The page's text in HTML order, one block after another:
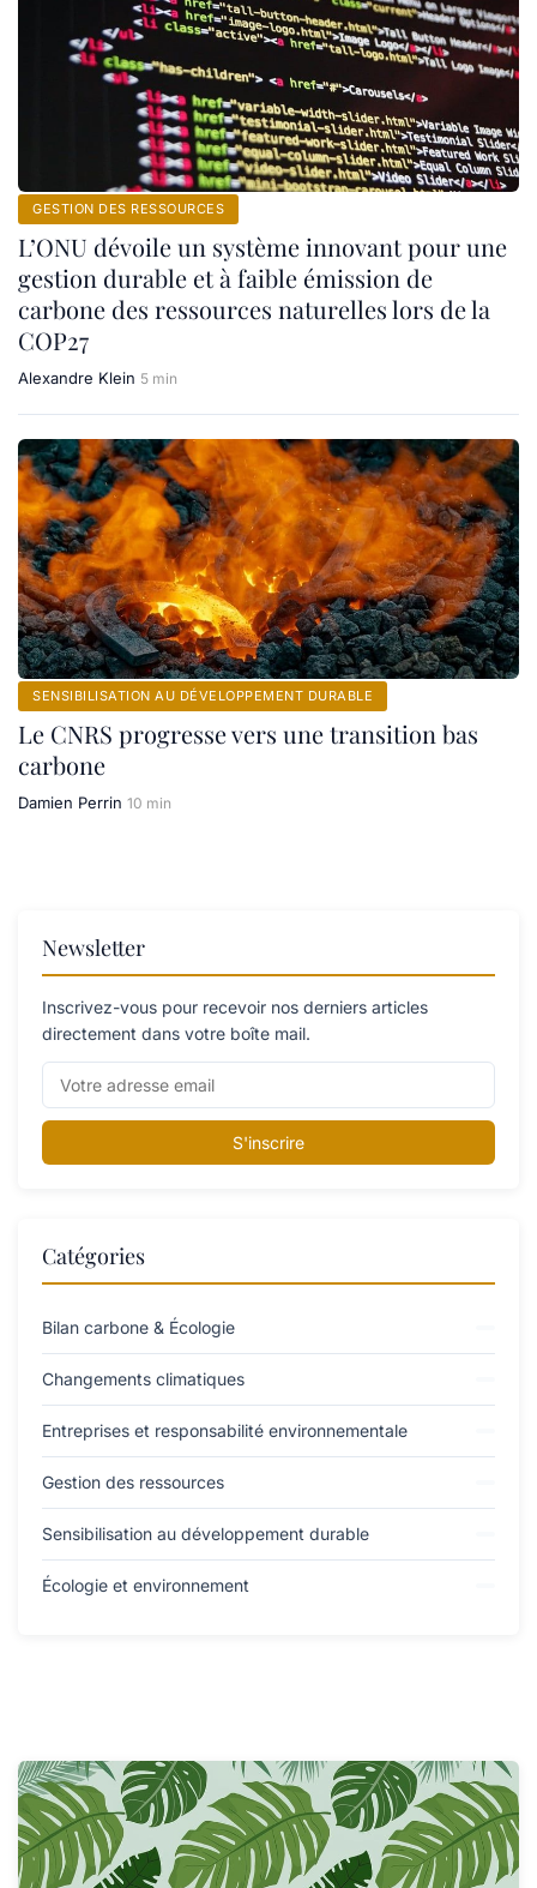
GESTION DES RESSOURCES
L’ONU dévoile un système innovant pour une
gestion durable et à faible émission de
carbone des ressources naturelles lors de la
COP27
Alexandre Klein 5 min
SENSIBILISATION AU DÉVELOPPEMENT DURABLE
Le CNRS progresse vers une transition bas
carbone
Damien Perrin 10 min
Newsletter
Inscrivez-vous pour recevoir nos derniers articles
directement dans votre boîte mail.
S'inscrire
Catégories
Bilan carbone & Écologie
Changements climatiques
Entreprises et responsabilité environnementale
Gestion des ressources
Sensibilisation au développement durable
Écologie et environnement